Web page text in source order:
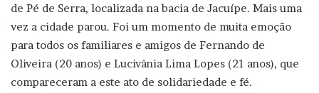
de Pé de Serra, localizada na bacia de Jacuípe. Mais uma
vez a cidade parou. Foi um momento de muita emoção
para todos os familiares e amigos de Fernando de
Oliveira (20 anos) e Lucivânia Lima Lopes (21 anos), que
compareceram a este ato de solidariedade e fé.